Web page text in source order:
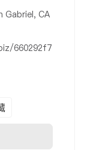
Gabriel, CA
660292f7